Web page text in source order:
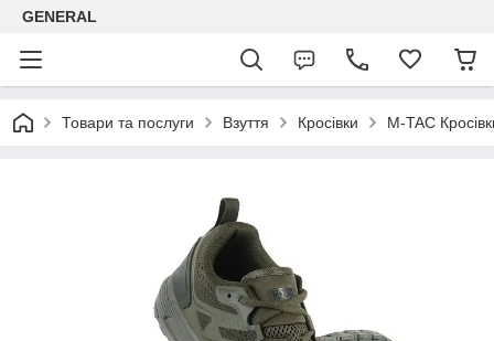
GENERAL
Товари та послуги Взуття Кросівки M-TAC